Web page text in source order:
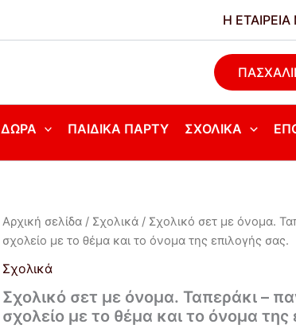
Η
ΔΏΡΑ ΠΑΙΔΙΚΆ ΠΆΡΤΥ ΣΧΟΛΙΚΆ
Αρχική σελίδα / Σχολικά / Σχολικό σετ με όνομα.
σχολείο με το θέμα και το όνομα της επιλογής σας.
Σχολικά
Σχολικό σετ με όνομα. Ταπεράκι –
σχολείο με το θέμα και το όνομα της
Original
was:
€24,00.
Η
τιμή
είναι:
Σχολικό
με
όνομα.
-
παγουρίνο